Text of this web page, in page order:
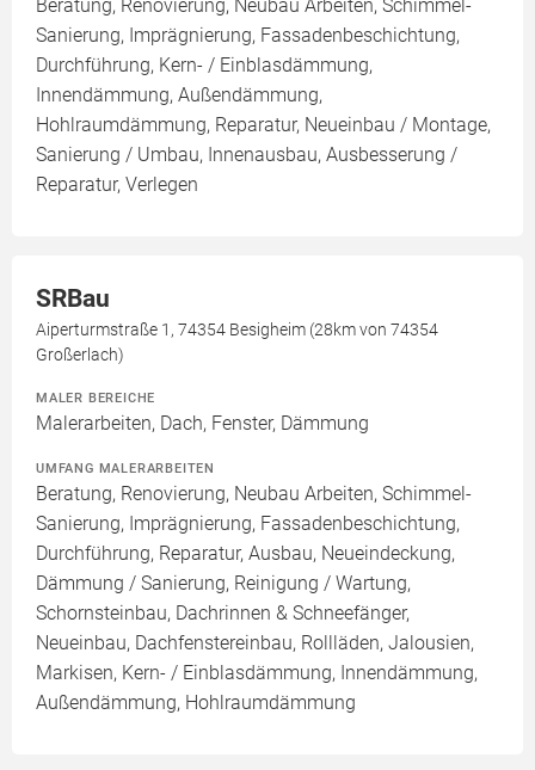
Beratung, Renovierung, Neubau Arbeiten, Schimmel-
Sanierung, Imprägnierung, Fassadenbeschichtung,
Durchführung, Kern- / Einblasdämmung,
Innendämmung, Außendämmung,
Hohlraumdämmung, Reparatur, Neueinbau / Montage,
Sanierung / Umbau, Innenausbau, Ausbesserung /
Reparatur, Verlegen
SRBau
Aiperturmstraße 1, 74354 Besigheim (28km von 74354
Großerlach)
MALER BEREICHE
Malerarbeiten, Dach, Fenster, Dämmung
UMFANG MALERARBEITEN
Beratung, Renovierung, Neubau Arbeiten, Schimmel-
Sanierung, Imprägnierung, Fassadenbeschichtung,
Durchführung, Reparatur, Ausbau, Neueindeckung,
Dämmung / Sanierung, Reinigung / Wartung,
Schornsteinbau, Dachrinnen & Schneefänger,
Neueinbau, Dachfenstereinbau, Rollläden, Jalousien,
Markisen, Kern- / Einblasdämmung, Innendämmung,
Außendämmung, Hohlraumdämmung